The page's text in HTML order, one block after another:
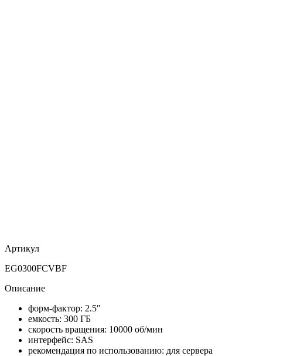
Артикул
EG0300FCVBF
Описание
форм-фактор: 2.5″
емкость: 300 ГБ
скорость вращения: 10000 об/мин
интерфейс: SAS
рекомендация по использованию: для сервера